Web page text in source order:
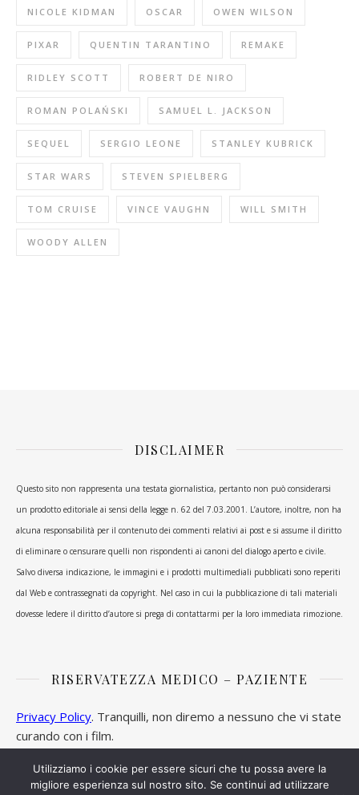
NICOLE KIDMAN OSCAR OWEN WILSON
PIXAR QUENTIN TARANTINO REMAKE
RIDLEY SCOTT ROBERT DE NIRO
ROMAN POLAŃSKI SAMUEL L. JACKSON
SEQUEL SERGIO LEONE STANLEY KUBRICK
STAR WARS STEVEN SPIELBERG
TOM CRUISE VINCE VAUGHN WILL SMITH
WOODY ALLEN
DISCLAIMER
Questo sito non rappresenta una testata giornalistica, pertanto non può considerarsi
un prodotto editoriale ai sensi della legge n. 62 del 7.03.2001. L’autore, inoltre, non ha
alcuna responsabilità per il contenuto dei commenti relativi ai post e si assume il diritto
di eliminare o censurare quelli non rispondenti ai canoni del dialogo aperto e civile.
Salvo diversa indicazione, le immagini e i prodotti multimediali pubblicati sono reperiti
dal Web e contrassegnati da copyright. Nel caso in cui la pubblicazione di tali materiali
dovesse ledere il diritto d’autore si prega di contattarmi per la loro immediata rimozione.
RISERVATEZZA MEDICO – PAZIENTE
Privacy Policy. Tranquilli, non diremo a nessuno che vi state
curando con i film.
Utilizziamo i cookie per essere sicuri che tu possa avere la
migliore esperienza sul nostro sito. Se continui ad utilizzare